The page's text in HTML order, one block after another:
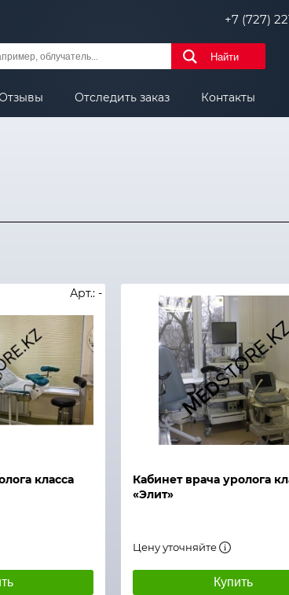
+7 (727)
Найти
Отследить заказ Контакты
класса
Арт.: -
Кабинет врача уролога
«Элит»
Цену уточняйте
Купить